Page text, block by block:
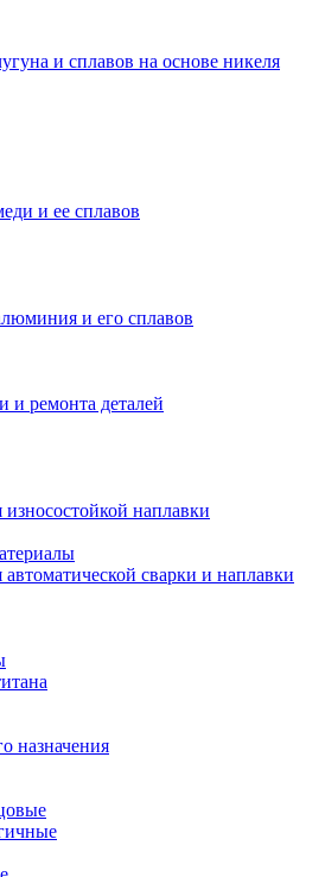
и сплавов на основе никеля
и ее сплавов
и его сплавов
и ремонта деталей
наплавки
сварки и наплавки
назначения